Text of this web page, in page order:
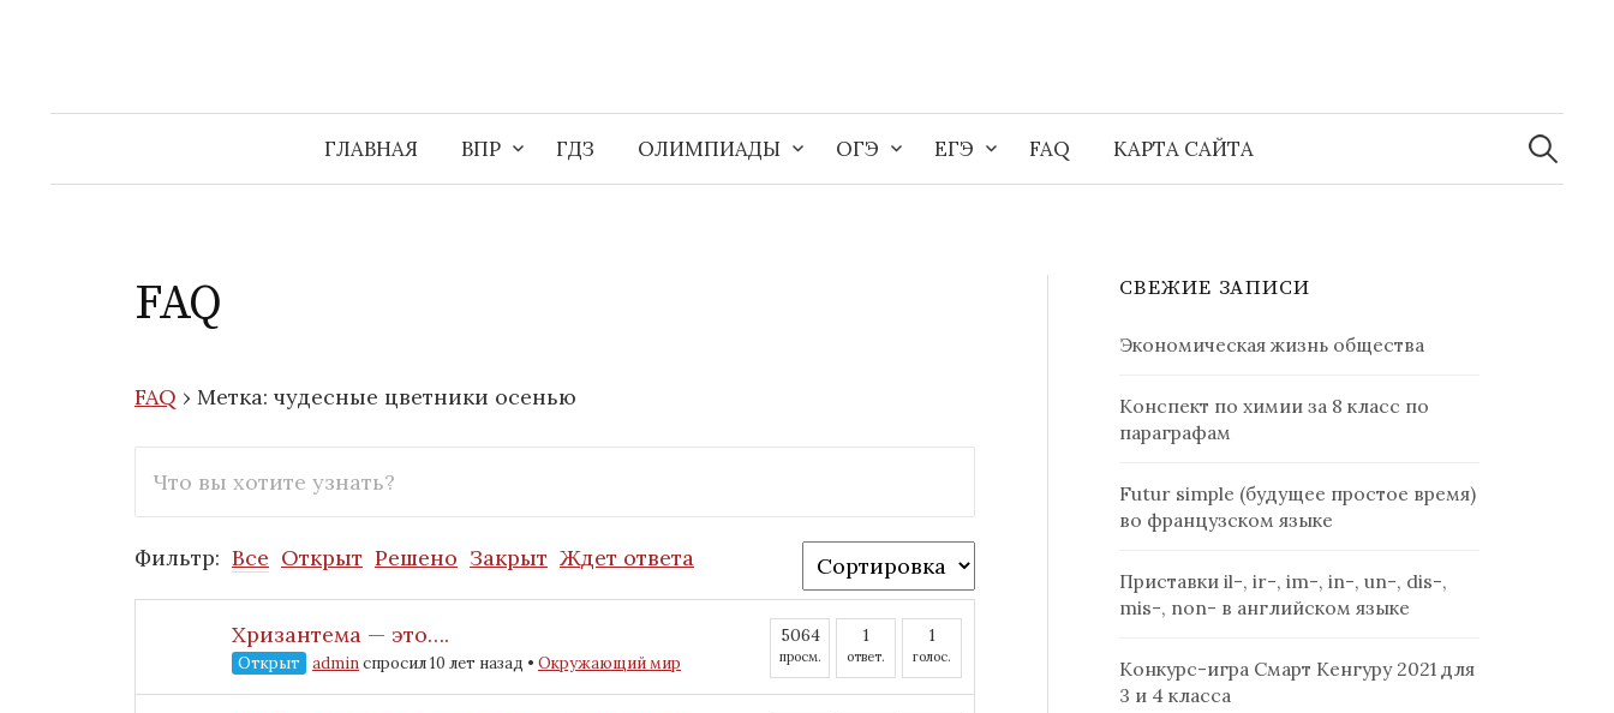
ГЛАВНАЯ ВПР ГДЗ ОЛИМПИАДЫ ОГЭ ЕГЭ FAQ КАРТА САЙТА
Найти:
FAQ
FAQ › Метка: чудесные цветники осенью
Фильтр: Все Открыт Решено Закрыт Ждет ответа
Хризантема — это….
Открыт adminспросил 10 лет назад • Окружающий мир
5064
просм.
1
ответ.
1
голос.
СВЕЖИЕ ЗАПИСИ
Экономическая жизнь общества
Конспект по химии за 8 класс по
параграфам
Futur simple (будущее простое время)
во французском языке
Приставки il-, ir-, im-, in-, un-, dis-,
mis-, non- в английском языке
Конкурс-игра Смарт Кенгуру 2021 для
3 и 4 класса